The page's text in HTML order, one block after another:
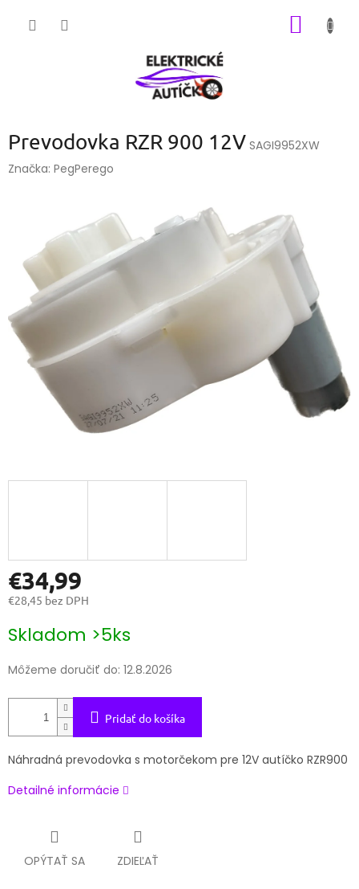
Prevodovka RZR 900 12V SAGI9952XW
Značka: PegPerego
€34,99
€28,45 bez DPH
cena:
Skladom >5ks
Môžeme doručiť do: 12.8.2026
Pridať do košíka
Náhradná prevodovka s motorčekom pre 12V autíčko RZR900
Detailné informácie
OPÝTAŤ SA ZDIEĽAŤ